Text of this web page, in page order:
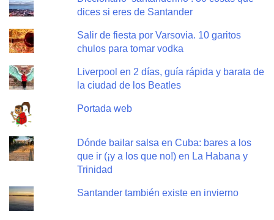
dices si eres de Santander
Salir de fiesta por Varsovia. 10 garitos
chulos para tomar vodka
Liverpool en 2 días, guía rápida y barata de
la ciudad de los Beatles
Portada web
Dónde bailar salsa en Cuba: bares a los
que ir (¡y a los que no!) en La Habana y
Trinidad
Santander también existe en invierno